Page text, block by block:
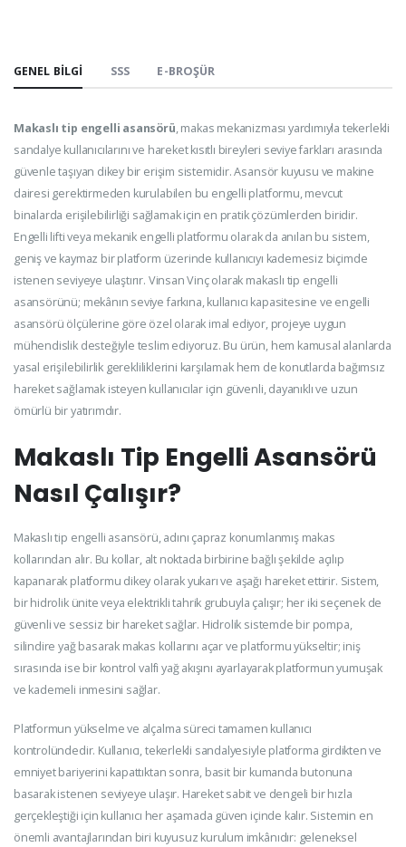
GENEL BILGI SSS E-BROŞÜR
Makaslı tip engelli asansörü, makas mekanizması yardımıyla tekerlekli
sandalye kullanıcılarını ve hareket kısıtlı bireyleri seviye farkları arasında
güvenle taşıyan dikey bir erişim sistemidir. Asansör kuyusu ve makine
dairesi gerektirmeden kurulabilen bu engelli platformu, mevcut
binalarda erişilebilirliği sağlamak için en pratik çözümlerden biridir.
Engelli lifti veya mekanik engelli platformu olarak da anılan bu sistem,
geniş ve kaymaz bir platform üzerinde kullanıcıyı kademesiz biçimde
istenen seviyeye ulaştırır. Vinsan Vinç olarak makaslı tip engelli
asansörünü; mekânın seviye farkına, kullanıcı kapasitesine ve engelli
asansörü ölçülerine göre özel olarak imal ediyor, projeye uygun
mühendislik desteğiyle teslim ediyoruz. Bu ürün, hem kamusal alanlarda
yasal erişilebilirlik gerekliliklerini karşılamak hem de konutlarda bağımsız
hareket sağlamak isteyen kullanıcılar için güvenli, dayanıklı ve uzun
ömürlü bir yatırımdır.
Makaslı Tip Engelli Asansörü
Nasıl Çalışır?
Makaslı tip engelli asansörü, adını çapraz konumlanmış makas
kollarından alır. Bu kollar, alt noktada birbirine bağlı şekilde açılıp
kapanarak platformu dikey olarak yukarı ve aşağı hareket ettirir. Sistem,
bir hidrolik ünite veya elektrikli tahrik grubuyla çalışır; her iki seçenek de
güvenli ve sessiz bir hareket sağlar. Hidrolik sistemde bir pompa,
silindire yağ basarak makas kollarını açar ve platformu yükseltir; iniş
sırasında ise bir kontrol valfi yağ akışını ayarlayarak platformun yumuşak
ve kademeli inmesini sağlar.
Platformun yükselme ve alçalma süreci tamamen kullanıcı
kontrolündedir. Kullanıcı, tekerlekli sandalyesiyle platforma girdikten ve
emniyet bariyerini kapattıktan sonra, basit bir kumanda butonuna
basarak istenen seviyeye ulaşır. Hareket sabit ve dengeli bir hızla
gerçekleştiği için kullanıcı her aşamada güven içinde kalır. Sistemin en
önemli avantajlarından biri kuyusuz kurulum imkânıdır: geleneksel